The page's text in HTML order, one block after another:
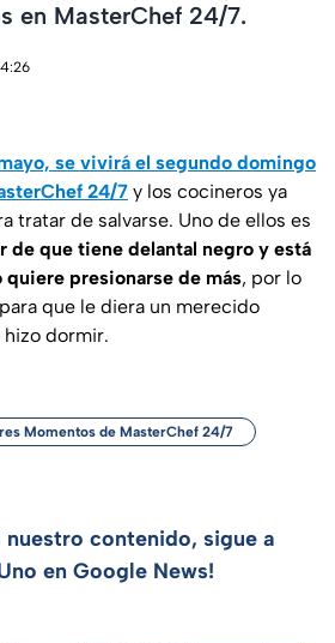
en MasterChef 24/7.
se vivirá el segundo domingo
24/7 y los cocineros ya
tratar de salvarse. Uno de ellos es
de que tiene delantal negro y está
presionarse de más, por lo
que le diera un merecido
hizo dormir.
Momentos de MasterChef 24/7
nuestro contenido, sigue a
en Google News!